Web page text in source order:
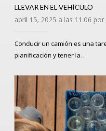
LLEVAR EN EL VEHÍCULO
abril 15, 2025 a las 11:06 por
Conducir un camión es una
planificación y tener la…